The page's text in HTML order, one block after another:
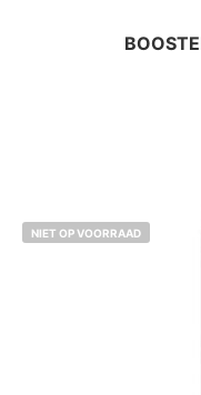
NIET OP VOORRAAD